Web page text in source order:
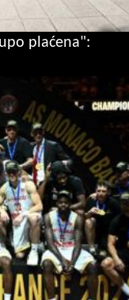
plaćena":